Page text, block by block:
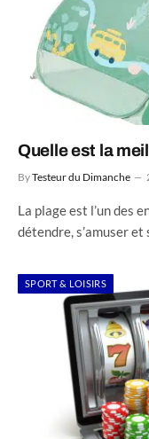
Quelle est la
ByTesteur du Dimanche
La plage est l’un des
détendre, s’amuser et
SPORT & LOISIRS